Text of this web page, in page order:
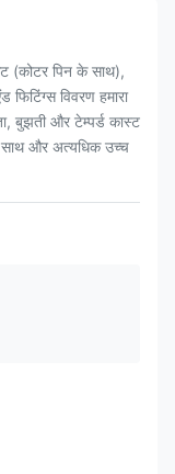
(कोटर पिन के साथ),
फिटिंग्स विवरण हमारा
बुझती और टेम्पर्ड कास्ट
और अत्यधिक उच्च